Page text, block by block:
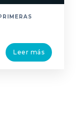
Leer más